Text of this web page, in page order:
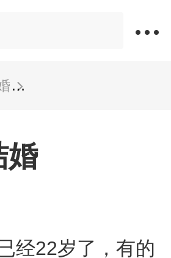
婚
经22岁了，有的